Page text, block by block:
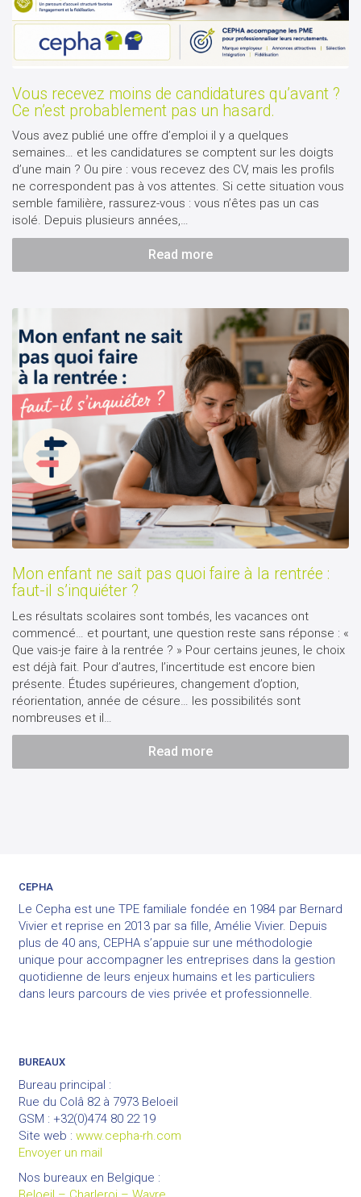
Vous recevez moins de candidatures qu’avant ?
Ce n’est probablement pas un hasard.
Vous avez publié une offre d’emploi il y a quelques
semaines… et les candidatures se comptent sur les doigts
d’une main ? Ou pire : vous recevez des CV, mais les profils
ne correspondent pas à vos attentes. Si cette situation vous
semble familière, rassurez-vous : vous n’êtes pas un cas
isolé. Depuis plusieurs années,…
Read more
Mon enfant ne sait pas quoi faire à la rentrée :
faut-il s’inquiéter ?
Les résultats scolaires sont tombés, les vacances ont
commencé… et pourtant, une question reste sans réponse : «
Que vais-je faire à la rentrée ? » Pour certains jeunes, le choix
est déjà fait. Pour d’autres, l’incertitude est encore bien
présente. Études supérieures, changement d’option,
réorientation, année de césure… les possibilités sont
nombreuses et il…
Read more
CEPHA
Le Cepha est une TPE familiale fondée en 1984 par Bernard
Vivier et reprise en 2013 par sa fille, Amélie Vivier. Depuis
plus de 40 ans, CEPHA s’appuie sur une méthodologie
unique pour accompagner les entreprises dans la gestion
quotidienne de leurs enjeux humains et les particuliers
dans leurs parcours de vies privée et professionnelle.
BUREAUX
Bureau principal :
Rue du Colâ 82 à 7973 Beloeil
GSM : +32(0)474 80 22 19
Site web : www.cepha-rh.com
Envoyer un mail
Nos bureaux en Belgique :